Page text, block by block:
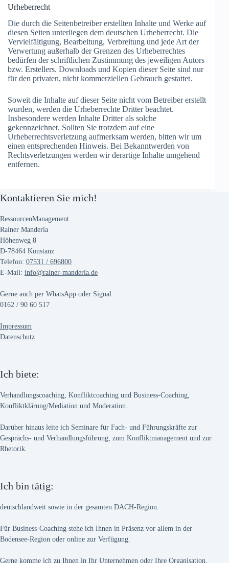
Urheberrecht
Die durch die Seitenbetreiber erstellten Inhalte und Werke auf
diesen Seiten unterliegen dem deutschen Urheberrecht. Die
Vervielfältigung, Bearbeitung, Verbreitung und jede Art der
Verwertung außerhalb der Grenzen des Urheberrechtes
bedürfen der schriftlichen Zustimmung des jeweiligen Autors
bzw. Erstellers. Downloads und Kopien dieser Seite sind nur
für den privaten, nicht kommerziellen Gebrauch gestattet.
Soweit die Inhalte auf dieser Seite nicht vom Betreiber erstellt
wurden, werden die Urheberrechte Dritter beachtet.
Insbesondere werden Inhalte Dritter als solche
gekennzeichnet. Sollten Sie trotzdem auf eine
Urheberrechtsverletzung aufmerksam werden, bitten wir um
einen entsprechenden Hinweis. Bei Bekanntwerden von
Rechtsverletzungen werden wir derartige Inhalte umgehend
entfernen.
Kontaktieren Sie mich!
RessourcenManagement
Rainer Manderla
Höhenweg 8
D-78464 Konstanz
Telefon: 07531 / 696800
E-Mail: info@rainer-manderla.de
Gerne auch per WhatsApp oder Signal:
0162 / 90 60 517
Impressum
Datenschutz
Ich biete:
Verhandlungscoaching, Konfliktcoaching und Business-Coaching,
Konfliktklärung/Mediation und Moderation.
Darüber hinaus leite ich Seminare für Fach- und Führungskräfte zur
Gesprächs- und Verhandlungsführung, zum Konfliktmanagement und zur
Rhetorik.
Ich bin tätig:
deutschlandweit sowie in der gesamten DACH-Region.
Für Business-Coaching stehe ich Ihnen in Präsenz vor allem in der
Bodensee-Region oder online zur Verfügung.
Gerne komme ich zu Ihnen in Ihr Unternehmen oder Ihre Organisation.